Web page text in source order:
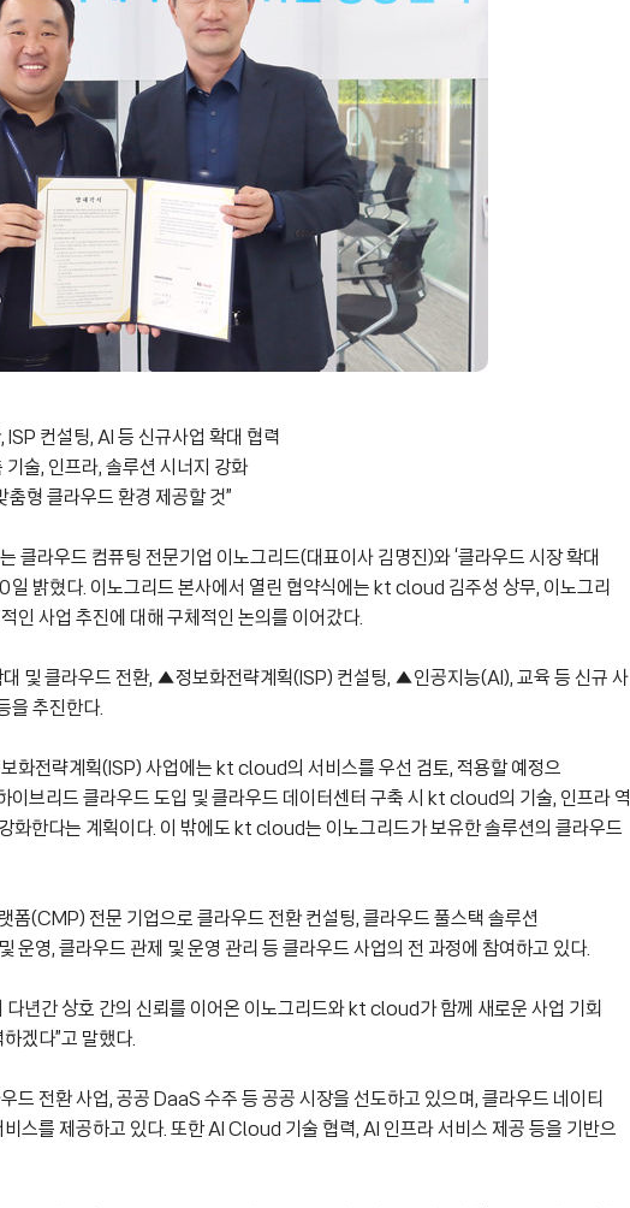
컨설팅, AI 등 신규사업 확대 협력
술, 인프라, 솔루션 시너지 강화
형 클라우드 환경 제공할 것”
클라우드 컴퓨팅 전문기업 이노그리드(대표이사 김명진)와 ‘클라우드 시장 확대
밝혔다. 이노그리드 본사에서 열린 협약식에는 kt cloud 김주성 상무, 이노그리
인 사업 추진에 대해 구체적인 논의를 이어갔다.
및 클라우드 전환, ▲정보화전략계획(ISP) 컨설팅, ▲인공지능(AI), 교육 등 신규 사
을 추진한다.
화전략계획(ISP) 사업에는 kt cloud의 서비스를 우선 검토, 적용할 예정으
브리드 클라우드 도입 및 클라우드 데이터센터 구축 시 kt cloud의 기술, 인프라 역
화한다는 계획이다. 이 밖에도 kt cloud는 이노그리드가 보유한 솔루션의 클라우드
폼(CMP) 전문 기업으로 클라우드 전환 컨설팅, 클라우드 풀스택 솔루션
영, 클라우드 관제 및 운영 관리 등 클라우드 사업의 전 과정에 참여하고 있다.
다년간 상호 간의 신뢰를 이어온 이노그리드와 kt cloud가 함께 새로운 사업 기회
겠다”고 말했다.
전환 사업, 공공 DaaS 수주 등 공공 시장을 선도하고 있으며, 클라우드 네이티
스를 제공하고 있다. 또한 AI Cloud 기술 협력, AI 인프라 서비스 제공 등을 기반으